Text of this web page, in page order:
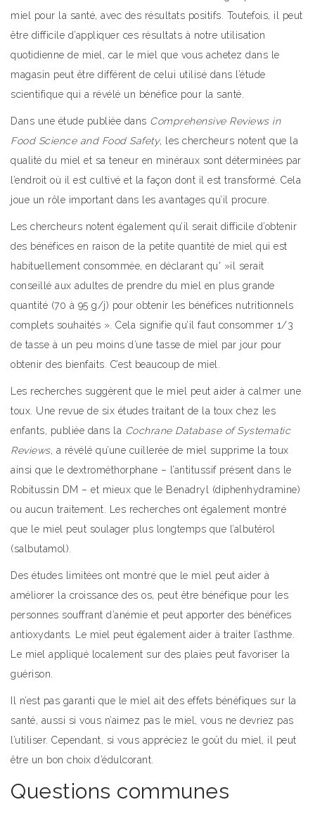
miel pour la santé, avec des résultats positifs. Toutefois, il peut
être difficile d’appliquer ces résultats à notre utilisation
quotidienne de miel, car le miel que vous achetez dans le
magasin peut être différent de celui utilisé dans l’étude
scientifique qui a révélé un bénéfice pour la santé.
Dans une étude publiée dans Comprehensive Reviews in
Food Science and Food Safety, les chercheurs notent que la
qualité du miel et sa teneur en minéraux sont déterminées par
l’endroit où il est cultivé et la façon dont il est transformé. Cela
joue un rôle important dans les avantages qu’il procure.
Les chercheurs notent également qu’il serait difficile d’obtenir
des bénéfices en raison de la petite quantité de miel qui est
habituellement consommée, en déclarant qu' »il serait
conseillé aux adultes de prendre du miel en plus grande
quantité (70 à 95 g/j) pour obtenir les bénéfices nutritionnels
complets souhaités ». Cela signifie qu’il faut consommer 1/3
de tasse à un peu moins d’une tasse de miel par jour pour
obtenir des bienfaits. C’est beaucoup de miel.
Les recherches suggèrent que le miel peut aider à calmer une
toux. Une revue de six études traitant de la toux chez les
enfants, publiée dans la Cochrane Database of Systematic
Reviews, a révélé qu’une cuillerée de miel supprime la toux
ainsi que le dextrométhorphane – l’antitussif présent dans le
Robitussin DM – et mieux que le Benadryl (diphenhydramine)
ou aucun traitement. Les recherches ont également montré
que le miel peut soulager plus longtemps que l’albutérol
(salbutamol).
Des études limitées ont montré que le miel peut aider à
améliorer la croissance des os, peut être bénéfique pour les
personnes souffrant d’anémie et peut apporter des bénéfices
antioxydants. Le miel peut également aider à traiter l’asthme.
Le miel appliqué localement sur des plaies peut favoriser la
guérison.
Il n’est pas garanti que le miel ait des effets bénéfiques sur la
santé, aussi si vous n’aimez pas le miel, vous ne devriez pas
l’utiliser. Cependant, si vous appréciez le goût du miel, il peut
être un bon choix d’édulcorant.
Questions communes